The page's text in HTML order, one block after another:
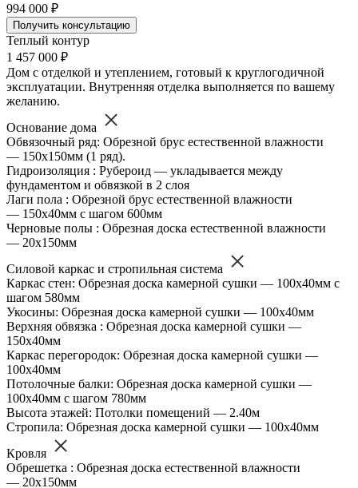
994 000 ₽
Получить консультацию
Теплый контур
1 457 000 ₽
Дом с отделкой и утеплением, готовый к круглогодичной
эксплуатации. Внутренняя отделка выполняется по вашему
желанию.
Основание дома
Обвязочный ряд: Обрезной брус естественной влажности
— 150х150мм (1 ряд).
Гидроизоляция : Рубероид — укладывается между
фундаментом и обвязкой в 2 слоя
Лаги пола : Обрезной брус естественной влажности
— 150х40мм с шагом 600мм
Черновые полы : Обрезная доска естественной влажности
— 20х150мм
Силовой каркас и стропильная система
Каркас стен: Обрезная доска камерной сушки — 100х40мм с
шагом 580мм
Укосины: Обрезная доска камерной сушки — 100х40мм
Верхняя обвязка : Обрезная доска камерной сушки —
150х40мм
Каркас перегородок: Обрезная доска камерной сушки —
100х40мм
Потолочные балки: Обрезная доска камерной сушки —
100х40мм с шагом 780мм
Высота этажей: Потолки помещений — 2.40м
Стропила: Обрезная доска камерной сушки — 100х40мм
Кровля
Обрешетка : Обрезная доска естественной влажности
— 20х150мм